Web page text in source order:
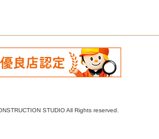
STUDIO All Rights reserved.